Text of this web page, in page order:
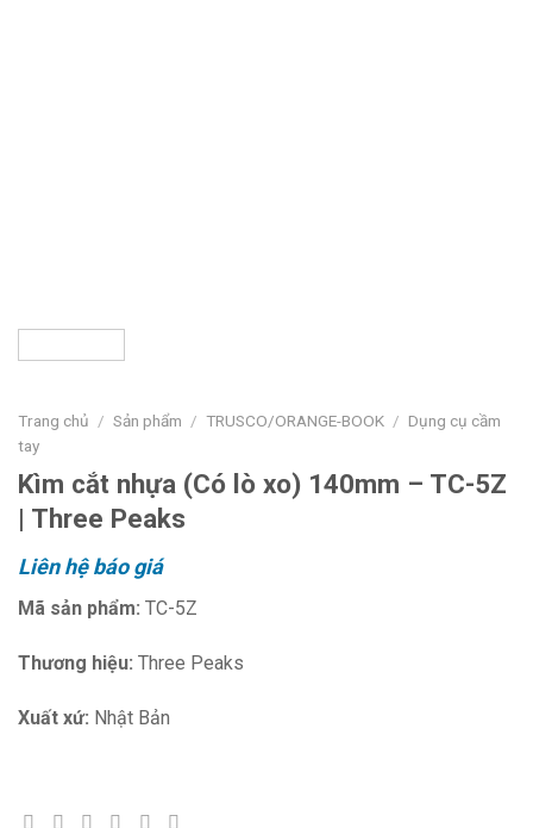
Trang chủ / Sản phẩm / TRUSCO/ORANGE-BOOK / Dụng cụ cầm
tay
Kìm cắt nhựa (Có lò xo) 140mm – TC-5Z
| Three Peaks
Liên hệ báo giá
Mã sản phẩm: TC-5Z
Thương hiệu: Three Peaks
Xuất xứ: Nhật Bản